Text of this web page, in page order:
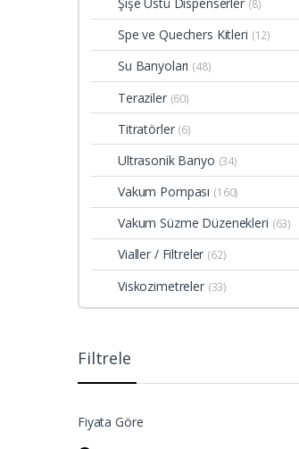
(8)
Spe ve Quechers Kitleri (12)
Su Banyoları (48)
Teraziler (60)
Titratörler (6)
Ultrasonik Banyo (34)
Vakum Pompası (160)
Vakum Süzme Düzenekleri (63)
Vialler / Filtreler (62)
Viskozimetreler (33)
Filtrele
Fiyata Göre